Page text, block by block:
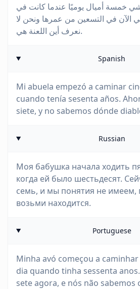
خمسة أميال يوميًا عندما كانت في
الآن في التسعين من عمرها ونحن لا
نعرف أين اللعنة هي.
Spanish
Mi abuela empezó a caminar
cuando tenía sesenta años.
siete, y no sabemos dónde
Russian
Моя бабушка начала ходить
когда ей было шестьдесят.
семь, и мы понятия не имеем,
возьми находится.
Portuguese
Minha avó começou a
dia quando tinha sessenta
sete agora, e nós não sabemos